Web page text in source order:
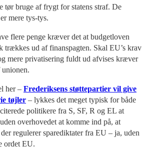
bruge af frygt for statens straf. De
mere tys-tys.
flere penge kræver det at budgetloven
trækkes ud af finanspagten. Skal EU’s krav
mere privatisering fuldt ud afvises kræver
her – Frederiksens støttepartier vil give
tøjler – lykkes det meget typisk for både
politikere fra S, SF, R og EL at
overhovedet at komme ind på, at
regulerer sparediktater fra EU – ja, uden
ordet EU.